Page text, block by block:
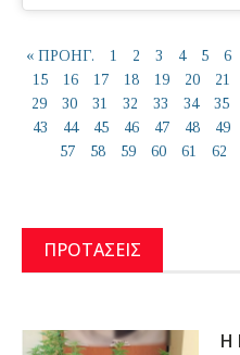
« ΠΡΟΗΓ. 1 2 3 4 5 6
15
16 17 18 19 20 21
29
30 31 32 33 34 35
43
44 45 46 47 48 49
57
58 59 60 61 62
ΠΡΟΤΑΣΕΙΣ
Η